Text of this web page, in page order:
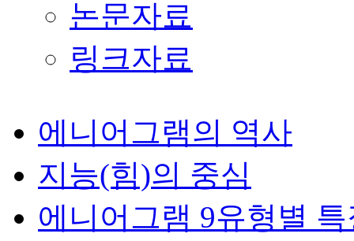
논문자료
링크자료
에니어그램의 역사
지능(힘)의 중심
에니어그램 9유형별